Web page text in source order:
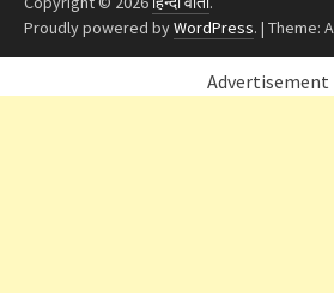
Proudly powered byWordPress. | Theme:
Advertisement